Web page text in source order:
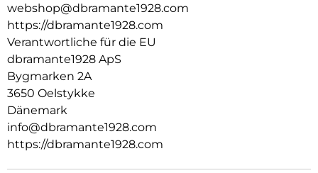
webshop@dbramante1928.com
https://dbramante1928.com
Verantwortliche für die EU
dbramante1928 ApS
Bygmarken 2A
3650 Oelstykke
Dänemark
info@dbramante1928.com
https://dbramante1928.com